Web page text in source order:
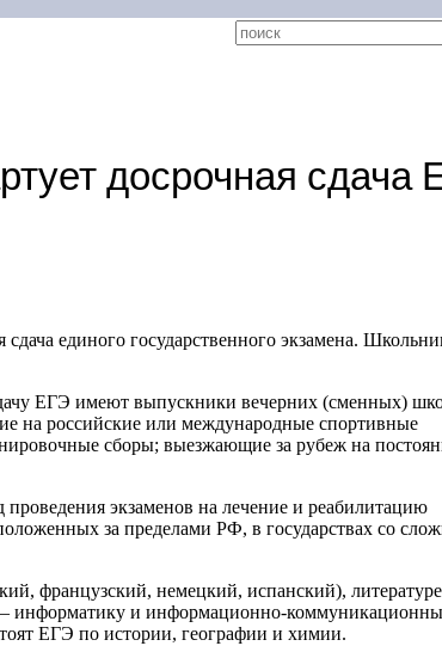
досрочная сдача
единого государственного экзамена.
ЕГЭ имеют выпускники вечерних (сменных)
на российские или международные спортивные
сборы; выезжающие за рубеж на
экзаменов на лечение и реабилитацию
за пределами РФ, в государствах со
французский, немецкий, испанский), литературе
— информатику и информационно-
ЕГЭ по истории, географии и химии.